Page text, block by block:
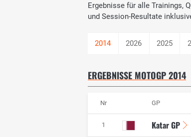
Ergebnisse für alle Trainings,
und Session-Resultate
2026 2025
ERGEBNISSE MOTOGP 2014
Nr GP
1 Katar GP